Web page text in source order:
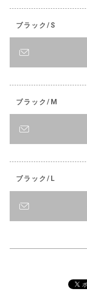
ブラック/S
ブラック/M
ブラック/L